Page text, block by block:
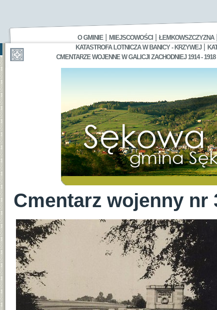
O GMINIE MIEJSCOWOŚCI ŁEMKOWSZCZYZNA
KATASTROFA LOTNICZA W BANICY - KRZYWEJ|
CMENTARZE WOJENNE W GALICJI ZACHODNIEJ 1914 - 1918
Cmentarz wojenny nr